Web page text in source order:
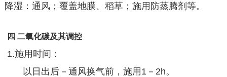
降湿：通风；覆盖地膜、稻草；施用防蒸腾剂等。
四 二氧化碳及其调控
1.施用时间：
以日出后－通风换气前，施用1－2h。